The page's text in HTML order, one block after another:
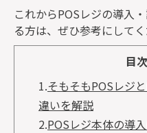
これからPOSレジの導入
る方は、ぜひ参考にしてく
目次
1.そもそもPOSレジ
違いを解説
2.POSレジ本体の導